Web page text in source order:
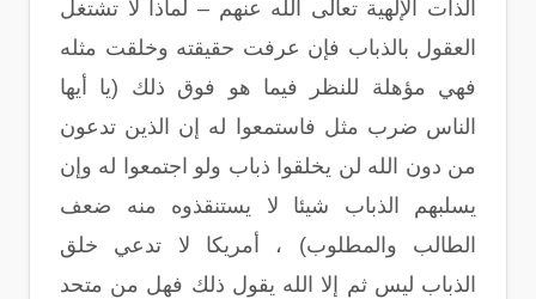
الذات الإلهية تعالى الله عنهم – لماذا لا تشتغل
العقول بالذباب فإن عرفت حقيقته وخلقت مثله
فهي مؤهلة للنظر فيما هو فوق ذلك (يا أيها
الناس ضرب مثل فاستمعوا له إن الذين تدعون
من دون الله لن يخلقوا ذباب ولو اجتمعوا له وإن
يسلبهم الذباب شيئا لا يستنقذوه منه ضعف
الطالب والمطلوب) ، أمريكا لا تدعي خلق
الذباب ليس ثم إلا الله يقول ذلك فهل من متحد